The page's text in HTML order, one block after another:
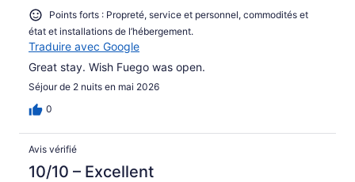
Points forts : Propreté, service et personnel, commodités et
état et installations de l’hébergement.
Traduire avec Google
Great stay. Wish Fuego was open.
Séjour de 2 nuits en mai 2026
0
Avis vérifié
10/10 – Excellent